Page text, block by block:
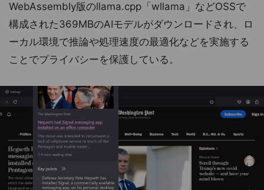
WebAssembly版のllama.cpp「wllama」などOSSで
構成された369MBのAIモデルがダウンロードされ、ロ
ーカル環境で推論や処理速度の最適化などを実施する
ことでプライバシーを保護している。